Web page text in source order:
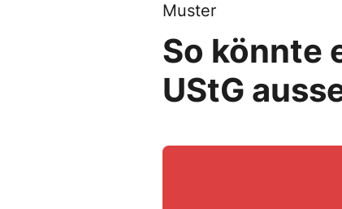
Muster
So könnte
UStG